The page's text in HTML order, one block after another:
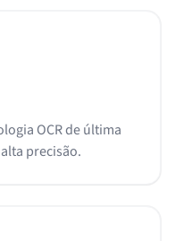
OCR de última
precisão.